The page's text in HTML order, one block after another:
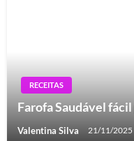
RECEITAS
Farofa Saudável
Valentina Silva 21/11/2025